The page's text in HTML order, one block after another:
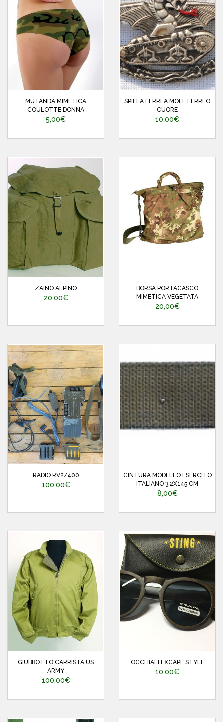
MUTANDA MIMETICA
COULOTTE DONNA
5,00€
SPILLA FERREA MOLE FERREO
CUORE
10,00€
ZAINO ALPINO
20,00€
BORSA PORTACASCO
MIMETICA VEGETATA
20,00€
RADIO RV2/400
100,00€
CINTURA MODELLO ESERCITO
ITALIANO 3,2X145 CM
8,00€
GIUBBOTTO CARRISTA US
ARMY
100,00€
OCCHIALI EXCAPE STYLE
10,00€